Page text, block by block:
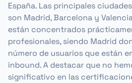
España. Las principales
son Madrid, Barcelona y
están concentrados
profesionales, siendo Madrid
número de usuarios que están
inbound. A destacar que no
significativo en las